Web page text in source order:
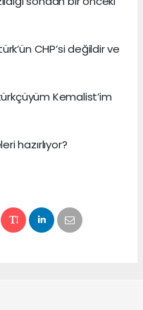
CHP’si değildir ve
Kemalist’im
hazırlıyor?